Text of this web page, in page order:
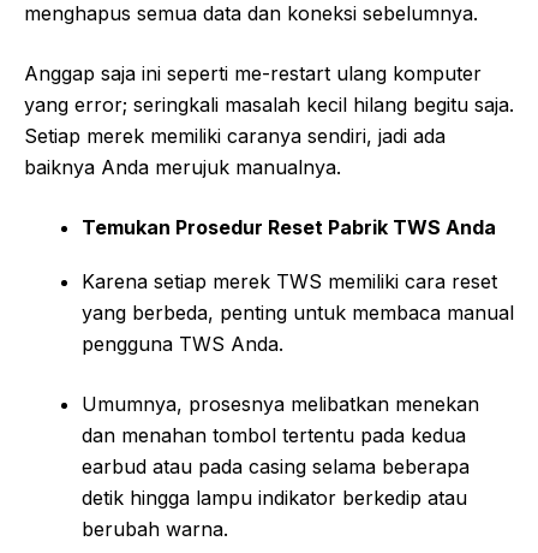
menghapus semua data dan koneksi sebelumnya.
Anggap saja ini seperti me-restart ulang komputer
yang error; seringkali masalah kecil hilang begitu saja.
Setiap merek memiliki caranya sendiri, jadi ada
baiknya Anda merujuk manualnya.
Temukan Prosedur Reset Pabrik TWS Anda
Karena setiap merek TWS memiliki cara reset
yang berbeda, penting untuk membaca manual
pengguna TWS Anda.
Umumnya, prosesnya melibatkan menekan
dan menahan tombol tertentu pada kedua
earbud atau pada casing selama beberapa
detik hingga lampu indikator berkedip atau
berubah warna.